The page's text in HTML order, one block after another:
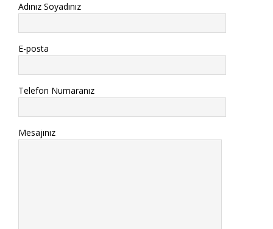
Adınız Soyadınız
E-posta
Telefon Numaranız
Mesajınız